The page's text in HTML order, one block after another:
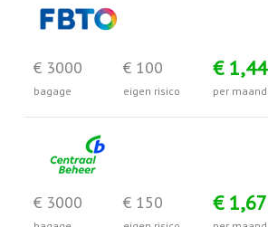
€ 3000
bagage
€ 100
eigen risico
€ 1,44
per maand
€ 3000 € 150 € 1,67